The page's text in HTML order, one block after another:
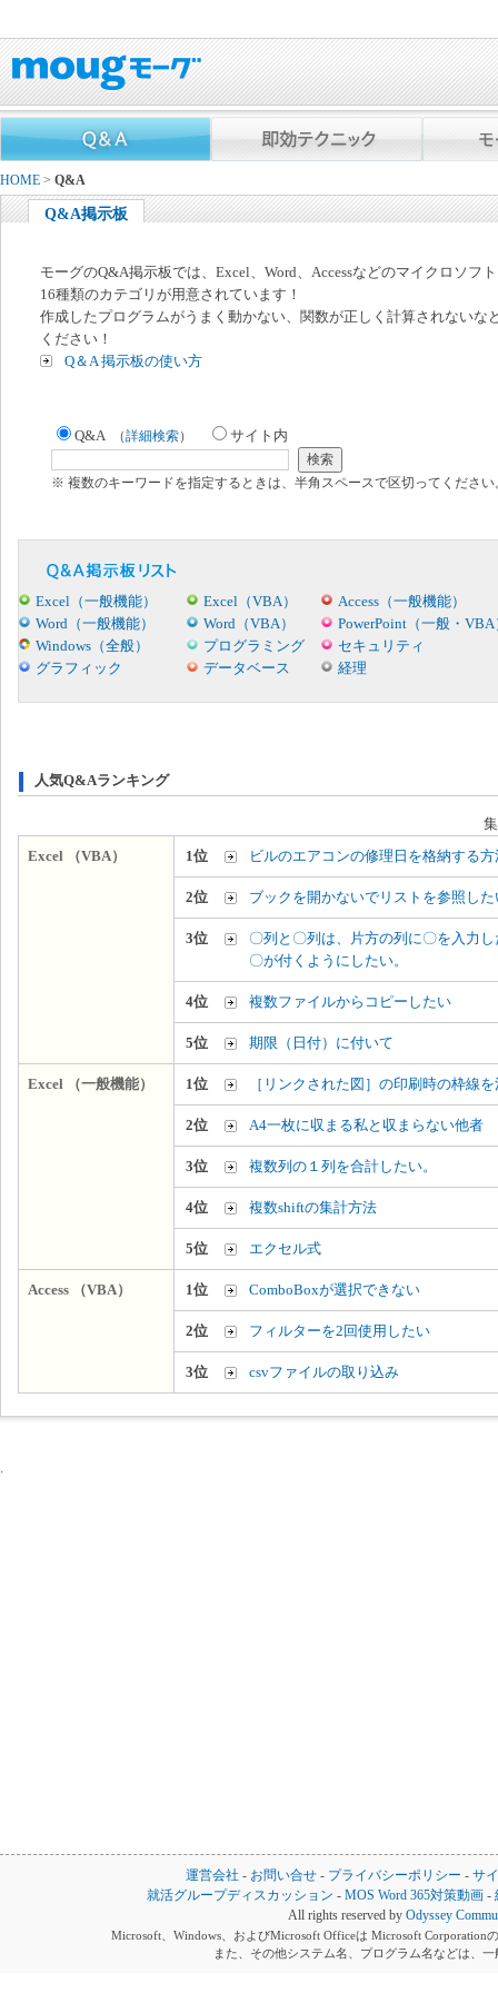
HOME > Q&A
Q&A掲示板
モーグのQ&A掲示板では、Excel、Word、Accessなどのマイクロソフ
16種類のカテゴリが用意されています！
作成したプログラムがうまく動かない、関数が正しく計算されないな
ください！
Q＆A 掲示板の使い方
Q&A （詳細検索） サイト内
※ 複数のキーワードを指定するときは、半角スペースで区切ってください
Excel（一般機能） Excel（VBA）
Access（一般機能）
Word（一般機能）
Word（VBA）
PowerPoint（一般・VBA
Windows（全般）
プログラミング
セキュリティ
グラフィック
データベース 経理
人気Q&Aランキング
Excel （VBA）
1位 ビルのエアコンの修理日を格納する方
2位 ブックを開かないでリストを参照した
3位
〇列と〇列は、片方の列に〇を入力
〇が付くようにしたい。
4位 複数ファイルからコピーしたい
5位 期限（日付）に付いて
Excel （一般機能） 1位 ［リンクされた図］の印刷時の枠線
2位 A4一枚に収まる私と収まらない他者
3位 複数列の１列を合計したい。
4位 複数shiftの集計方法
5位 エクセル式
Access （VBA） 1位 ComboBoxが選択できない
2位 フィルターを2回使用したい
3位 csvファイルの取り込み
運営会社 - お問い合せ - プライバシーポリシー - サ
就活グループディスカッション -MOS Word 365対策動画 -
All rights reserved by Odyssey
Microsoft、Windows、およびMicrosoft Officeは Microsoft Corporation
また、その他システム名、プログラム名などは、